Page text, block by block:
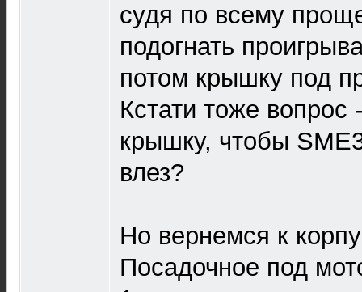
судя по всему
подогнать
потом крышку под
Кстати тоже вопрос
крышку, чтобы
влез?
Но вернемся к
Посадочное под